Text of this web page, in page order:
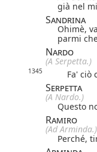
già nel
Sandrina
Ohimè,
parmi
Nardo
(A Serpetta.)
1345 Fa' ciò
Serpetta
(A Nardo.)
Questo
Ramiro
(Ad Arminda.)
Perché,